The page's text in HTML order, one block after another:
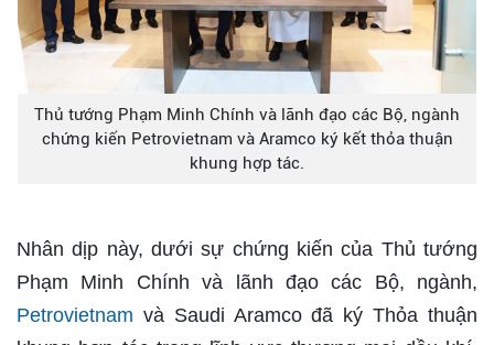
Thủ tướng Phạm Minh Chính và lãnh đạo các Bộ, ngành
chứng kiến Petrovietnam và Aramco ký kết thỏa thuận
khung hợp tác.
Nhân dịp này, dưới sự chứng kiến của Thủ tướng
Phạm Minh Chính và lãnh đạo các Bộ, ngành,
Petrovietnam và Saudi Aramco đã ký Thỏa thuận